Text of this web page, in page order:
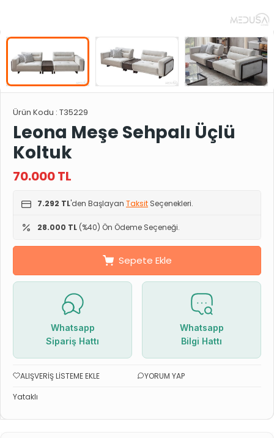
Ürün Kodu : T35229
Leona Meşe Sehpalı Üçlü
Koltuk
70.000TL
7.292 TL'den Başlayan Taksit Seçenekleri.
28.000 TL (%40) Ön Ödeme Seçeneği.
Sepete Ekle
Whatsapp
Sipariş Hattı
Whatsapp
Bilgi Hattı
ALIŞVERIŞ LISTEME EKLE
YORUM YAP
Yataklı